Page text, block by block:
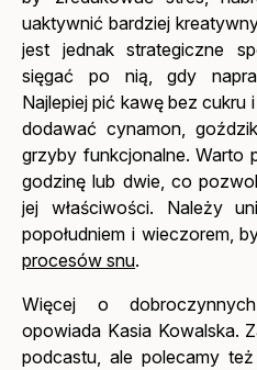
uaktywnić bardziej
jest jednak strategiczne
sięgać po nią, gdy
Najlepiej pić kawę bez cukru
dodawać cynamon,
grzyby funkcjonalne. Warto
godzinę lub dwie, co
jej właściwości. Należy
popołudniem i wieczorem,
procesów snu.
Więcej o
opowiada Kasia Kowalska.
podcastu, ale polecamy też